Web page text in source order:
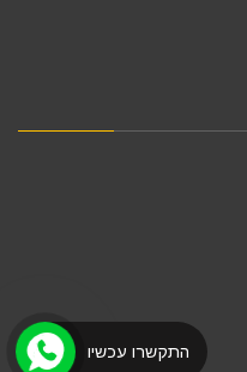
התקשרו עכשיו